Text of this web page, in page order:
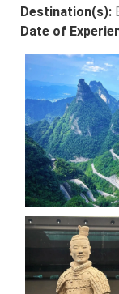
Destination(s):
Date of